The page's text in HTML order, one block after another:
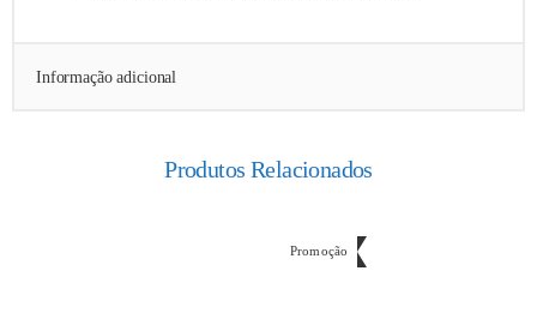
Informação adicional
Produtos Relacionados
Promoção